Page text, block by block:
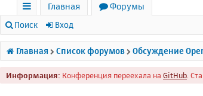
с
ы
л
к
Главная
Форумы
Поиск Вход
Главная Список форумов Обсуждение
Информация: Конференция переехала на GitHub .